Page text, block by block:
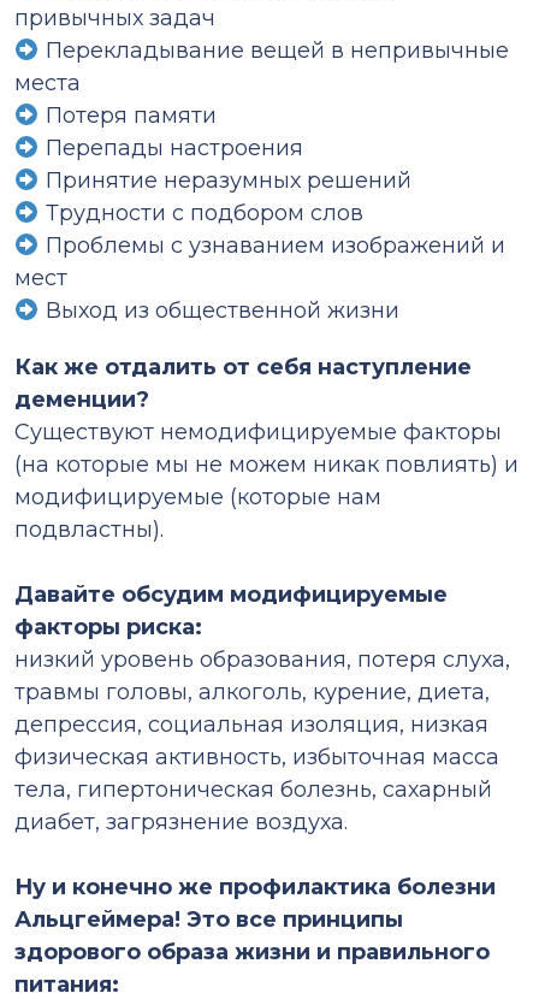
привычных задач
Перекладывание вещей в непривычные
места
Потеря памяти
Перепады настроения
Принятие неразумных решений
Трудности с подбором слов
Проблемы с узнаванием изображений и
мест
Выход из общественной жизни
Как же отдалить от себя наступление
деменции?
Существуют немодифицируемые факторы
(на которые мы не можем никак повлиять) и
модифицируемые (которые нам
подвластны).
Давайте обсудим модифицируемые
факторы риска:
низкий уровень образования, потеря слуха,
травмы головы, алкоголь, курение, диета,
депрессия, социальная изоляция, низкая
физическая активность, избыточная масса
тела, гипертоническая болезнь, сахарный
диабет, загрязнение воздуха.
Ну и конечно же профилактика болезни
Альцгеймера! Это все принципы
здорового образа жизни и правильного
питания: